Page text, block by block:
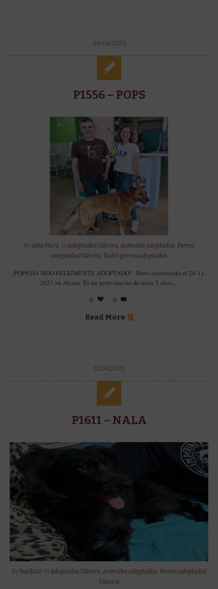
26/04/2023
P1556 – POPS
ByAlba Mora In Adoptados l'Alcora, Animales adoptados, Perros
adoptados l'Alcora, Todos perros adoptados
¡POPS HA SIDO FELIZMENTE ADOPTADO! Perro encontrado el 26-11-
2021 en Alcora. Es un perro macho de unos 5 años,...
0 0
Read More
12/04/2023
P1611 – NALA
By huellas2 In Adoptados l'Alcora Animales adoptados Perros adoptados
l'Alcora